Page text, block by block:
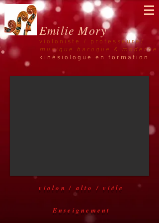
Emilie Mory
violoniste / professeure/
musique
baroque & moderne
kinésiologue en formation
violon / alto / vièle
Enseignement